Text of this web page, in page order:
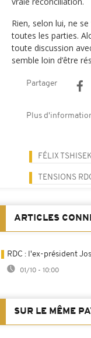
Rien, selon lui, ne
toutes les parties.
toute discussion
semble loin d’être
Partager
Plus
FÉLIX
TENSIONS
ARTICLES
RDC : l'ex-président
01/10 - 10:00
SUR LE MÊME